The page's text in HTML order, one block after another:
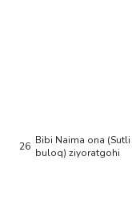
26 Bibi Naima ona (Sutli
buloq) ziyoratgohi